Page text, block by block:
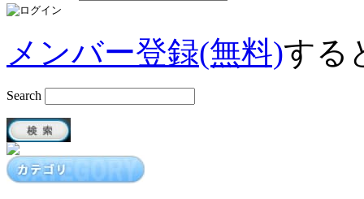
メンバー登録(無料)する
Search